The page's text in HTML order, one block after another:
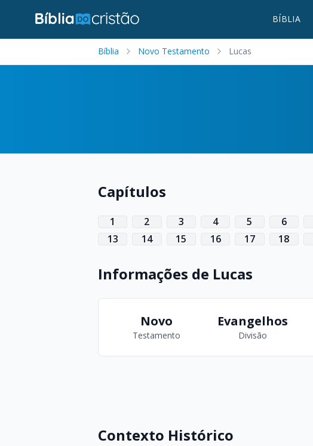
BÍBLIA
Bíblia Novo Testamento Lucas
Capítulos
1 2 3 4 5 6
13
14 15 16 17 18
Informações de Lucas
Novo
Testamento
Evangelhos
Divisão
Contexto Histórico